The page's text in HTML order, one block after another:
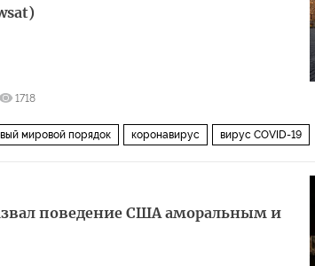
1718
мировой порядок коронавирус вирус COVID-19
поведение США аморальным и